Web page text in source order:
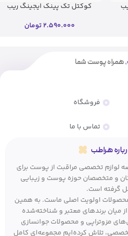
کوکتل تک پینک ایجینگ ریب
2.590.000 تومان
، همراه پوست شما
فروشگاه
تماس با ما
هراطب
لوازم تخصصی مراقبت از پوست برای
و متخصصان حوزه پوست و زیبایی
گرفته است.
اولویت اصلی ماست. به همین
میان برندهای معتبر و شناخته‌شده
مزوتراپی و محصولات جوانسازی
تلاش کرده‌ایم مجموعه‌ای کامل